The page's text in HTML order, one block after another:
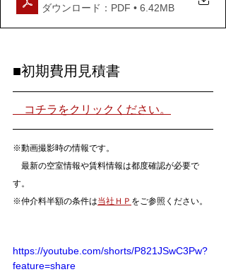
ダウンロード：PDF • 6.42MB
■初期費用見積書
コチラをクリックください。
※動画撮影時の情報です。
最新の空室情報や賃料情報は都度確認が必要で
す。
※仲介料半額の条件は当社ＨＰ をご参照ください。
https://youtube.com/shorts/P821JSwC3Pw?
feature=share